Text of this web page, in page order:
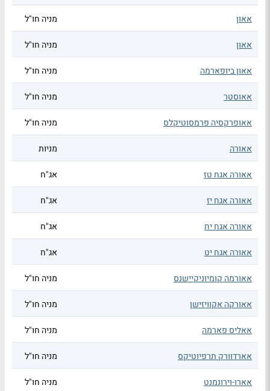
אאון מניה חו"ל
אאון מניה חו"ל
אאון ביופארמה מניה חו"ל
אאוסטר מניה חו"ל
אאופרקסיה פרמסוטיקלס מניה חו"ל
אאורה מניות
אאורה אגח טז אג"ח
אאורה אגח יז אג"ח
אאורה אגח יח אג"ח
אאורה אגח יט אג"ח
אאורמה קומיוניקיישנס מניה חו"ל
אאורקה אקוויזישן מניה חו"ל
אאליס פארמה מניה חו"ל
אארדוורק תרפיוטיקס מניה חו"ל
אארו-וירונמנט מניה חו"ל